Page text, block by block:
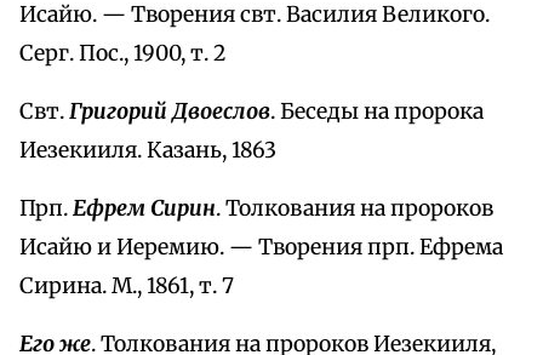
Исайю. — Творения свт. Василия Великого.
Серг. Пос., 1900, т. 2
Свт.Григорий Двоеслов. Беседы на пророка
Иезекииля. Казань, 1863
Прп.Ефрем Сирин. Толкования на пророков
Исайю и Иеремию. — Творения прп. Ефрема
Сирина. М., 1861, т. 7
Его же. Толкования на пророков Иезекииля,